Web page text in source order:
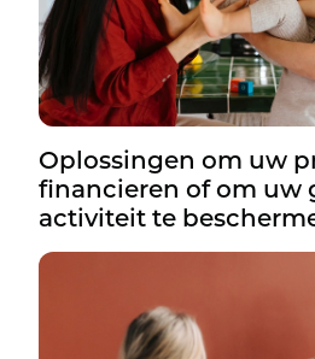
Oplossingen om uw
financieren of om uw
activiteit te